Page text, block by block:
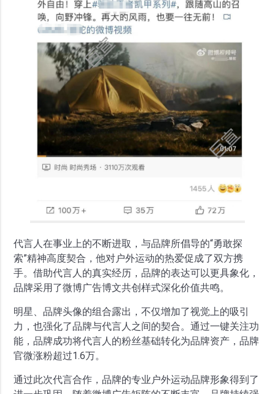
代言人在事业上的不断进取，与品牌所倡导的“勇敢探
索”精神高度契合，他对户外运动的热爱促成了双方携
手。借助代言人的真实经历，品牌的表达可以更具象化，
品牌采用了微博广告博文共创样式深化价值共鸣。
明星、品牌头像的组合露出，不仅增加了视觉上的吸引
力，也强化了品牌与代言人之间的契合。通过一键关注功
能，品牌成功将代言人的粉丝基础转化为品牌资产，品牌
官微涨粉超过1.6万。
通过此次代言合作，品牌的专业户外运动品牌形象得到了